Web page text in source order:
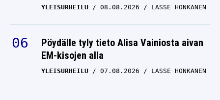
YLEISURHEILU 08.08.2026 LASSE HONKANEN
Pöydälle tyly tieto Alisa Vainiosta aivan
EM-kisojen alla
YLEISURHEILU 07.08.2026 LASSE HONKANEN